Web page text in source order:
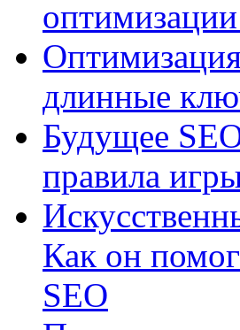
длинные
Будущее
правила
Как он
SEO